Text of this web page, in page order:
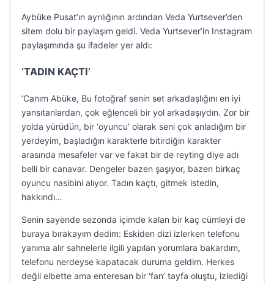
Aybüke Pusat’ın ayrılığının ardından Veda Yurtsever’den
sitem dolu bir paylaşım geldi. Veda Yurtsever’in Instagram
paylaşımında şu ifadeler yer aldı:
‘TADIN KAÇTI’
‘Canım Abüke, Bu fotoğraf senin set arkadaşlığını en iyi
yansıtanlardan, çok eğlenceli bir yol arkadaşıydın. Zor bir
yolda yürüdün, bir ‘oyuncu’ olarak seni çok anladığım bir
yerdeyim, başladığın karakterle bitirdiğin karakter
arasında mesafeler var ve fakat bir de reyting diye adı
belli bir canavar. Dengeler bazen şaşıyor, bazen birkaç
oyuncu nasibini alıyor. Tadın kaçtı, gitmek istedin,
hakkındı…
Senin sayende sezonda içimde kalan bir kaç cümleyi de
buraya bırakayım dedim: Eskiden dizi izlerken telefonu
yanıma alır sahnelerle ilgili yapılan yorumlara bakardım,
telefonu nerdeyse kapatacak duruma geldim. Herkes
değil elbette ama enteresan bir ‘fan’ tayfa oluştu, izlediği